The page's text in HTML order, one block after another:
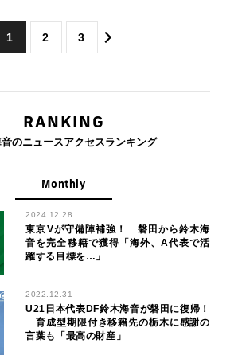
1 2 3
RANKING
のニュースアクセスランキング
Monthly
2024.12.28
東京Vが守備陣補強！ 磐田から鈴木海
音を完全移籍で獲得「海外、A代表で活
躍する目標を…」
2022.12.31
U21日本代表DF鈴木海音が磐田に復帰！
育成型期限付き移籍先の栃木に感謝の
言葉も「最高の財産」